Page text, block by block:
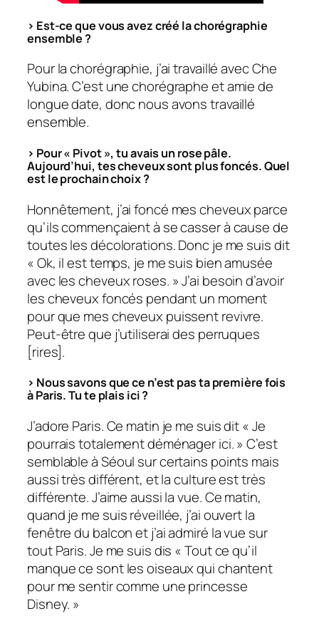
> Est-ce que vous avez créé la chorégraphie
ensemble ?
Pour la chorégraphie, j’ai travaillé avec Che
Yubina. C’est une chorégraphe et amie de
longue date, donc nous avons travaillé
ensemble.
> Pour « Pivot », tu avais un rose pâle.
Aujourd’hui, tes cheveux sont plus foncés. Quel
est le prochain choix ?
Honnêtement, j’ai foncé mes cheveux parce
qu’ils commençaient à se casser à cause de
toutes les décolorations. Donc je me suis dit
« Ok, il est temps, je me suis bien amusée
avec les cheveux roses. » J’ai besoin d’avoir
les cheveux foncés pendant un moment
pour que mes cheveux puissent revivre.
Peut-être que j’utiliserai des perruques
[rires].
> Nous savons que ce n’est pas ta première fois
à Paris. Tu te plais ici ?
J’adore Paris. Ce matin je me suis dit « Je
pourrais totalement déménager ici. » C’est
semblable à Séoul sur certains points mais
aussi très différent, et la culture est très
différente. J’aime aussi la vue. Ce matin,
quand je me suis réveillée, j’ai ouvert la
fenêtre du balcon et j’ai admiré la vue sur
tout Paris. Je me suis dis « Tout ce qu’il
manque ce sont les oiseaux qui chantent
pour me sentir comme une princesse
Disney. »